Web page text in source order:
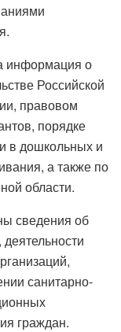
​​информация о
Российской
правовом
порядке
в дошкольных и
а также по
области.
сведения об
санитарно-
граждан.